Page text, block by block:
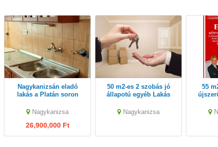
Nagykanizsán eladó
lakás a Platán soron
Nagykanizsa
26,900,000 Ft
50 m2-es 2 szobás jó
állapotú egyéb Lakás
Nagykanizsa
55 m2-es 2 szobás